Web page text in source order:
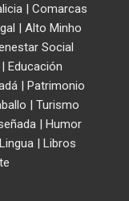
| Comarcas
| Alto Minho
Social
| Educación
| Patrimonio
| Turismo
| Humor
Lingua| Libros